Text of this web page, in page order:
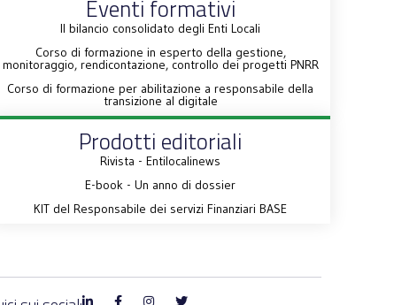
Eventi formativi
Il bilancio consolidato degli Enti Locali
Corso di formazione in esperto della gestione,
monitoraggio, rendicontazione, controllo dei progetti PNRR
Corso di formazione per abilitazione a responsabile della
transizione al digitale
Prodotti editoriali
Rivista - Entilocalinews
E-book - Un anno di dossier
KIT del Responsabile dei servizi Finanziari BASE